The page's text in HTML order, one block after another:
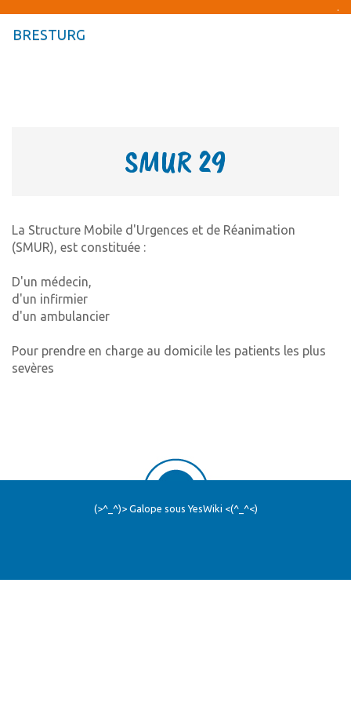
.
BRESTURG
SMUR 29
La Structure Mobile d'Urgences et de Réanimation
(SMUR), est constituée :
D'un médecin,
d'un infirmier
d'un ambulancier
Pour prendre en charge au domicile les patients les plus
sevères
(>^_^)> Galope sousYesWiki <(^_^<)